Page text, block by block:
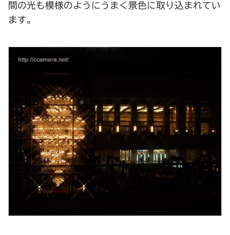
間の光も模様のようにうまく景色に取り込まれてい
ます。